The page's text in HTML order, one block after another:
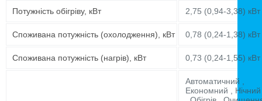
Потужність обігріву, кВт 2,75 (0,94-3,38) кВт
Споживана потужність (охолодження), кВт 0,78 (0,24-1,38) кВт
Споживана потужність (нагрів), кВт 0,73 (0,24-1,55) кВт
Автоматичний ,
Економний , Нічний